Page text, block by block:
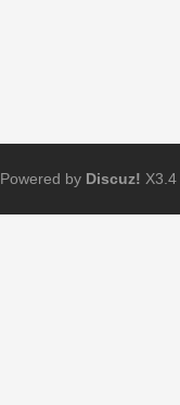
Powered by Discuz! X3.4